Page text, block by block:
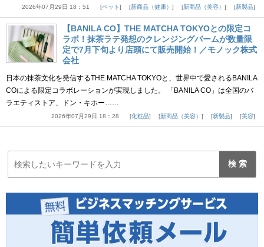
2026年07月29日 18：51 ペット 新商品（健康） 新商品（美容） 新製品
【BANILA CO】THE MATCHA TOKYOとの限定コ
ラボ！抹茶ラテ発想のクレンジングバームが数量限
定で7月下旬より店頭にて販売開始！／モノック株式
会社
日本の抹茶文化を発信するTHE MATCHA TOKYOと、世界中で愛されるBANILA
COによる限定コラボレーションが実現しました。 「BANILA CO」は全国のバ
ラエティストア、ドン・キホー……
2026年07月29日 18：28 化粧品 新商品（美容） 新製品 美容